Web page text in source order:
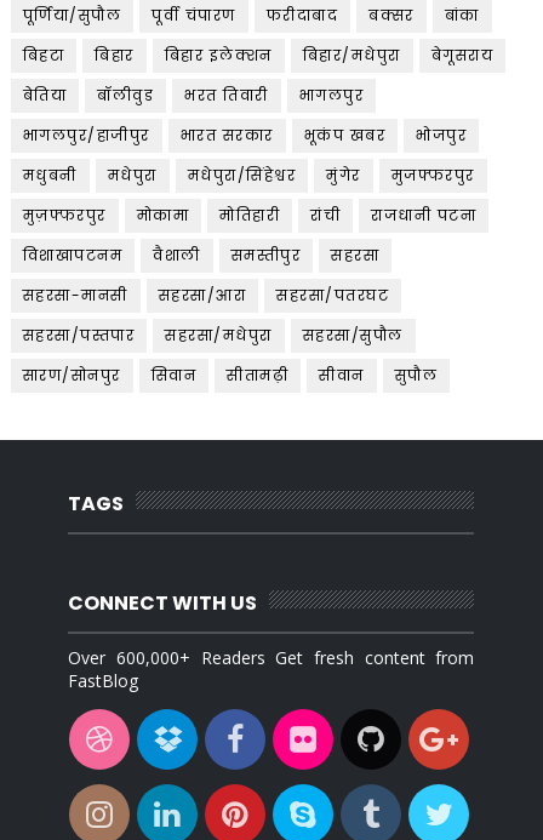
पूर्णिया/सुपौल
पूर्वी चंपारण फरीदाबाद बक्सर
बांका
बिहटा
बिहार बिहार इलेक्शन बिहार/मधेपुरा
बेगूसराय
बेतिया
बॉलीवुड भरत तिवारी
भागलपुर
भागलपुर/हाजीपुर
भारत सरकार भूकंप खबर
भोजपुर
मधुबनी
मधेपुरा मधेपुरा/सिंहेश्वर मुंगेर
मुजफ्फरपुर
मुज़फ्फरपुर
मोकामा मोतिहारी रांची
राजधानी पटना
विशाखापटनम
वैशाली समस्तीपुर
सहरसा
सहरसा-मानसी
सहरसा/आरा
सहरसा/पतरघट
सहरसा/पस्तपार
सहरसा/मधेपुरा
सहरसा/सुपौल
सारण/सोनपुर
सिवान सीतामढ़ी सीवान सुपौल
TAGS
CONNECT WITH US
Over 600,000+ Readers Get fresh content from
FastBlog